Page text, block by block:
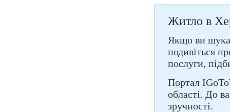
Житло в
Якщо ви
подивіться
послуги,
Портал
області. До
зручності.